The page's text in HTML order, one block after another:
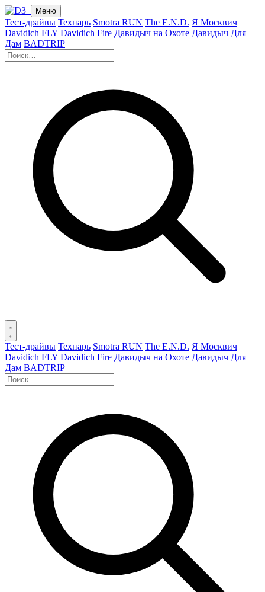
Меню
Тест-драйвы Технарь Smotra RUN The E.N.D. Я Москвич
Davidich FLY Davidich Fire Давидыч на Охоте Давидыч Для
Дам BADTRIP
Тест-драйвы Технарь Smotra RUN The E.N.D. Я Москвич
Davidich FLY Davidich Fire Давидыч на Охоте Давидыч Для
Дам BADTRIP